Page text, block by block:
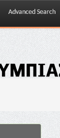
Advanced Search